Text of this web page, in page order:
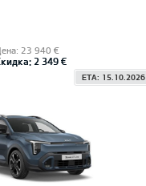
23 940 €
2 349 €
ETA: 15.10.2026